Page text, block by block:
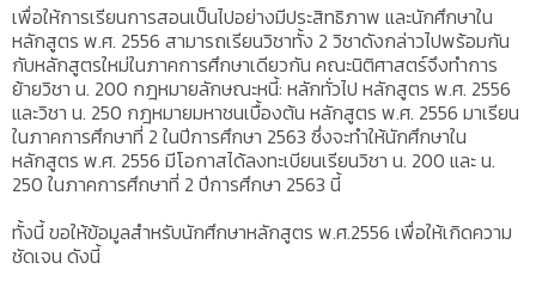
เพื่อให้การเรียนการสอนเป็นไปอย่างมีประสิทธิภาพ และนักศึกษาใน
หลักสูตร พ.ศ. 2556 สามารถเรียนวิชาทั้ง 2 วิชาดังกล่าวไปพร้อมกัน
กับหลักสูตรใหม่ในภาคการศึกษาเดียวกัน คณะนิติศาสตร์จึงทำการ
ย้ายวิชา น. 200 กฎหมายลักษณะหนี้: หลักทั่วไป หลักสูตร พ.ศ. 2556
และวิชา น. 250 กฎหมายมหาชนเบื้องต้น หลักสูตร พ.ศ. 2556 มาเรียน
ในภาคการศึกษาที่ 2 ในปีการศึกษา 2563 ซึ่งจะทำให้นักศึกษาใน
หลักสูตร พ.ศ. 2556 มีโอกาสได้ลงทะเบียนเรียนวิชา น. 200 และ น.
250 ในภาคการศึกษาที่ 2 ปีการศึกษา 2563 นี้
ทั้งนี้ ขอให้ข้อมูลสำหรับนักศึกษาหลักสูตร พ.ศ.2556 เพื่อให้เกิดความ
ชัดเจน ดังนี้